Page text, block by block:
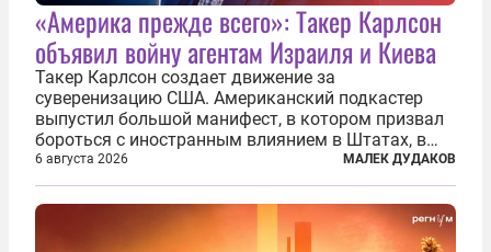
«Америка прежде всего»: Такер Карлсон
объявил войну агентам Израиля и Киева
Такер Карлсон создает движение за
суверенизацию США. Американский подкастер
выпустил большой манифест, в котором призвал
бороться с иностранным влиянием в Штатах, в
первую очередь имея в виду Израиль. А также
прекратить заморские войны, выплатить
репарации Ирану, остановить прием мигрантов...
6 августа 2026 МАЛЕК ДУДАКОВ